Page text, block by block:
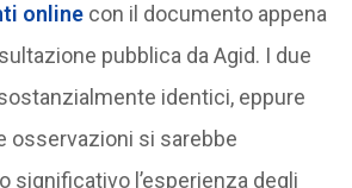
onlinecon il documento appena
pubblica da Agid. I due
identici, eppure
osservazioni si sarebbe
significativo l’esperienza degli